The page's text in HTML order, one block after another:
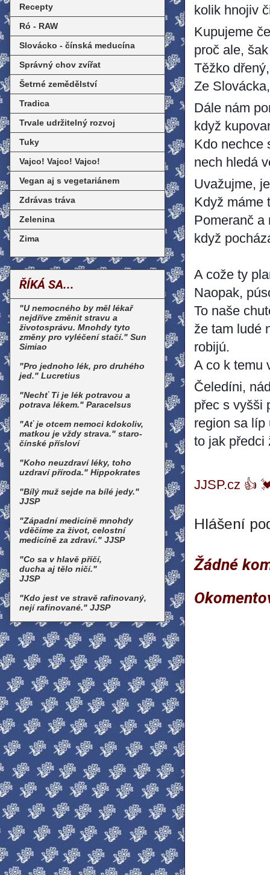
kolik hnojiv
Kupujeme
proč ale,
Těžko
Ze
Dále nám
když
Kdo nechce
nech hledá
Uvažujme,
Když máme
Pomeranč a
když
A cože ty
Naopak,
To naše
že tam ludé
robijú.‎
A co k temu
‎Čeledíni,
přec s vyšši
region sa líp
to jak předci
JJSP.cz 👍
Hlášení
Žádné
Recepty
Ró - RAW
Slovácko - čínská meducína
Správný chov zvířat
Šetrné zemědělství
Tradica
Trvale udržitelný rozvoj
Tuky
Vajco! Vajco! Vajco!
Vegan aj s vegetariánem
Zdrávas tráva
Zelenina
Zima
ŘÍKÁ SA...
"U nemocného by měl lékař
nejdříve změnit stravu a
životosprávu. Mnohdy tyto
změny pro vyléčení stačí." Sun
Simiao
"Pro jednoho lék, pro druhého
jed." Lucretius
"Nechť Ti je lék potravou a
potrava lékem." Paracelsus
"Ať je otcem nemoci kdokoliv,
matkou je vždy strava." staro-
čínské přísloví
"Koho neuzdraví léky, toho
uzdraví příroda." Hippokrates
"Bílý muž sejde na bílé jedy."
JJSP
"Západní medicíně mnohdy
vděčíme za život, celostní
medicíně za zdraví." JJSP
"Co sa v hlavě příčí,
ducha aj tělo ničí."
JJSP
"Kdo jest ve stravě rafinovaný,
nejí rafinované." JJSP